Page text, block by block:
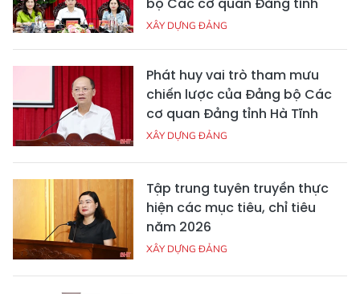
XÂY DỰNG ĐẢNG
Phát huy vai trò tham mưu
chiến lược của Đảng bộ Các
cơ quan Đảng tỉnh Hà Tĩnh
XÂY DỰNG ĐẢNG
Tập trung tuyên truyền thực
hiện các mục tiêu, chỉ tiêu
năm 2026
XÂY DỰNG ĐẢNG